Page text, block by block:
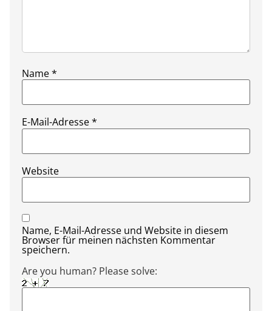
Name*
E-Mail-Adresse*
Website
Name, E-Mail-Adresse und Website in diesem
Browser für meinen nächsten Kommentar
speichern.
Are you human? Please solve: